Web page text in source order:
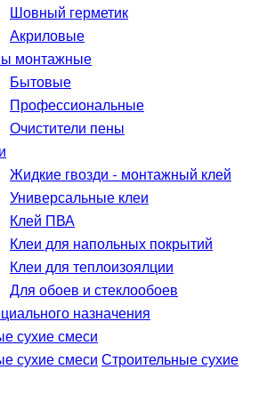
Шовный герметик
Акриловые
монтажные
Бытовые
Профессиональные
Очистители пены
Жидкие гвозди - монтажный клей
Универсальные клеи
Клей ПВА
Клеи для напольных покрытий
Клеи для теплоизоялции
Для обоев и стеклообоев
назначения
Строительные сухие